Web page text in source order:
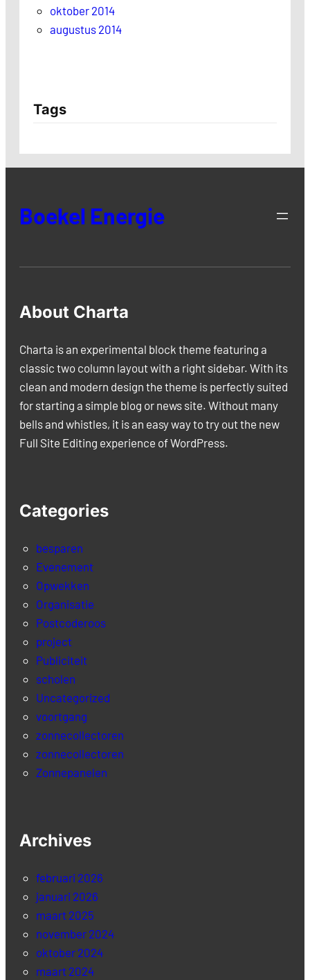
oktober 2014
augustus 2014
Tags
Boekel Energie
About Charta
Charta is an experimental block theme featuring a
classic two column layout with a right sidebar. With its
clean and modern design the theme is perfectly suited
for starting a simple blog or news site. Without many
bells and whistles, it is an easy way to try out the new
Full Site Editing experience of WordPress.
Categories
besparen
Evenement
Opwekken
Organisatie
Postcoderoos
project
Publiciteit
scholen
Uncategorized
voortgang
zonnecollectoren
zonnecollectoren
Zonnepanelen
Archives
februari 2026
januari 2026
maart 2025
november 2024
oktober 2024
maart 2024